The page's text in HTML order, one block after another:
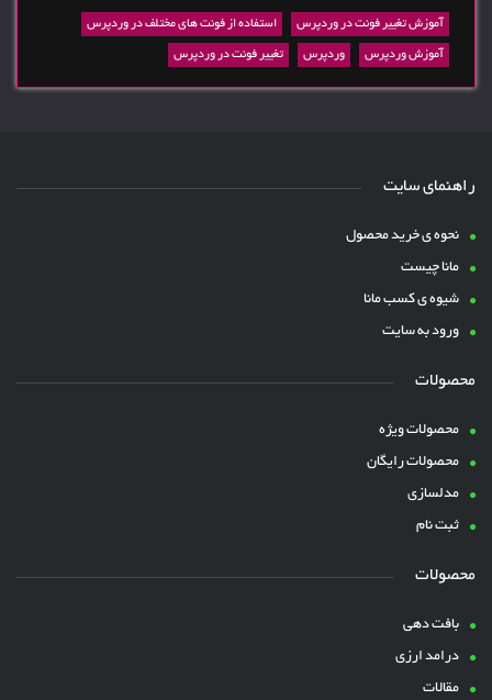
آموزش تغییر فونت در وردپرس استفاده از فونت های مختلف در وردپرس
آموزش وردپرس وردپرس تغییر فونت در وردپرس
راهنمای سایت
نحوه ی خرید محصول
مانا چیست
شیوه ی کسب مانا
ورود به سایت
محصولات
محصولات ویژه
محصولات رایگان
مدلسازی
ثبت نام
محصولات
بافت دهی
درامد ارزی
مقالات